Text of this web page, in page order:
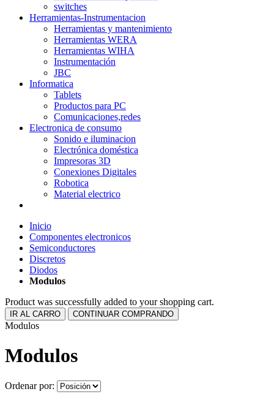
switches
Herramientas-Instrumentacion
Herramientas y mantenimiento
Herramientas WERA
Herramientas WIHA
Instrumentación
JBC
Informatica
Tablets
Productos para PC
Comunicaciones,redes
Electronica de consumo
Sonido e iluminacion
Electrónica doméstica
Impresoras 3D
Conexiones Digitales
Robotica
Material electrico
Inicio
Componentes electronicos
Semiconductores
Discretos
Diodos
Modulos
Product was successfully added to your shopping cart.
IR AL CARRO CONTINUAR COMPRANDO
Modulos
Modulos
Ordenar por: